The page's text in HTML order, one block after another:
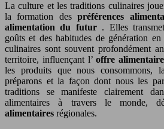
La culture et les traditions culinaires
la formation despréférences
alimentation du futur . Elles
goûts et des habitudes de génération
culinaires sont souvent profondément
territoire, influençant l’offre
les produits que nous consommons,
préparons et la façon dont nous les
traditions se manifeste clairement
alimentaires à travers le monde,
alimentaires régionales.